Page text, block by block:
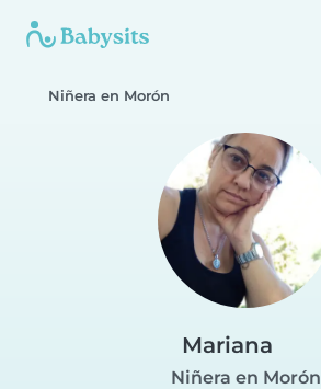
Niñera en Morón
Mariana
Niñera en Morón